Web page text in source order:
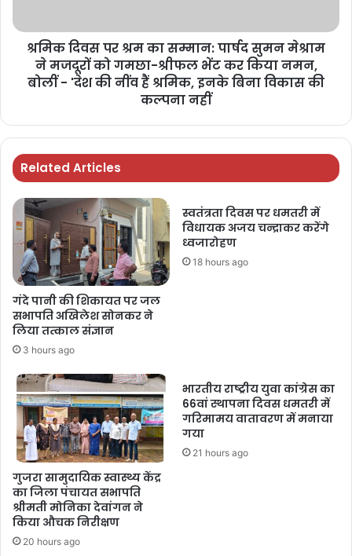
श्रमिक दिवस पर श्रम का सम्मान: पार्षद सुमन मेश्राम
ने मजदूरों को गमछा-श्रीफल भेंट कर किया नमन,
बोलीं - 'देश की नींव हैं श्रमिक, इनके बिना विकास की
कल्पना नहीं
Related Articles
गंदे पानी की शिकायत पर जल
सभापति अखिलेश सोनकर ने
लिया तत्काल संज्ञान
3 hours ago
स्वतंत्रता दिवस पर धमतरी में
विधायक अजय चन्द्राकर करेंगे
ध्वजारोहण
18 hours ago
गुजरा सामुदायिक स्वास्थ्य केंद्र
का जिला पंचायत सभापति
श्रीमती मोनिका देवांगन ने
किया औचक निरीक्षण
20 hours ago
भारतीय राष्ट्रीय युवा कांग्रेस का
66वां स्थापना दिवस धमतरी में
गरिमामय वातावरण में मनाया
गया
21 hours ago